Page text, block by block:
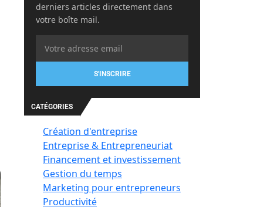
derniers articles directement dans
votre boîte mail.
S'INSCRIRE
CATÉGORIES
Création d'entreprise
Entreprise & Entrepreneuriat
Financement et investissement
Gestion du temps
Marketing pour entrepreneurs
Productivité